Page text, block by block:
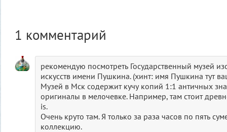
1 комментарий
рекомендую посмотреть Государственный музей
искусств имени Пушкина. (хинт: имя Пушкина тут
Музей в Мск содержит кучу копий 1:1 античных
оригиналы в мелочевке. Например, там стоит
is.
Очень круто там. Я только за раза часов по пять
коллекцию.